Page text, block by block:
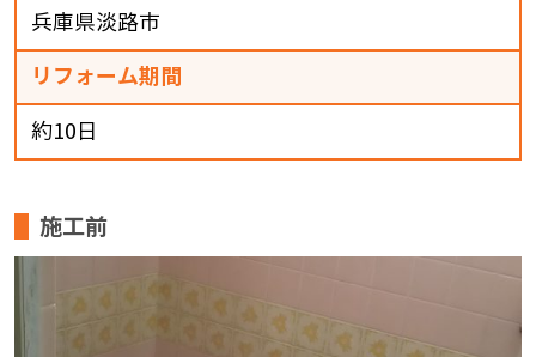
兵庫県淡路市
リフォーム期間
約10日
施工前